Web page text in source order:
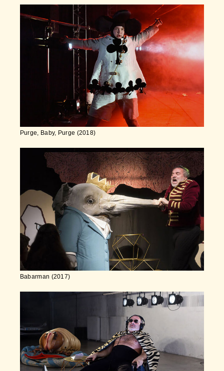
Purge, Baby, Purge (2018)
Babarman (2017)